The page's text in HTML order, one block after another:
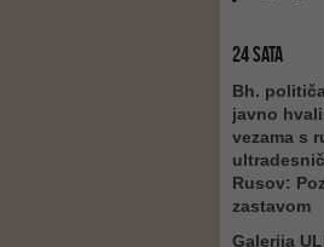
24 SATA
Bh.
javno
vezama s
Rusov:
zastavom
Galerija